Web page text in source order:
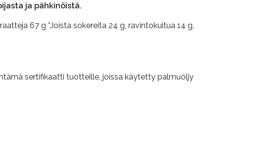
ja pähkinöistä.
67 g *Joista sokereita 24 g, ravintokuitua 14 g,
sertifikaatti tuotteille, joissa käytetty palmuöljy